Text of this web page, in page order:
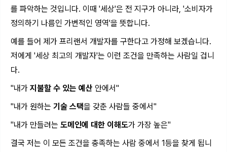
를 파악하는 것입니다. 이때 '세상'은 전 지구가 아니라, '소비자가
정의하기 나름인 가변적인 영역'을 뜻합니다.
예를 들어 제가 프리랜서 개발자를 구한다고 가정해 보겠습니다.
저에게 '세상 최고의 개발자'는 이런 조건을 만족하는 사람일 겁니
다.
"내가 지불할 수 있는 예산 안에서"
"내가 원하는 기술 스택을 갖춘 사람들 중에서"
"내가 만들려는 도메인에 대한 이해도가 가장 높은"
결국 저는 이 모든 조건을 충족하는 사람 중에서 1등을 찾게 됩니